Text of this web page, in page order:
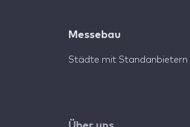
Messebau
Städte mit Standanbietern